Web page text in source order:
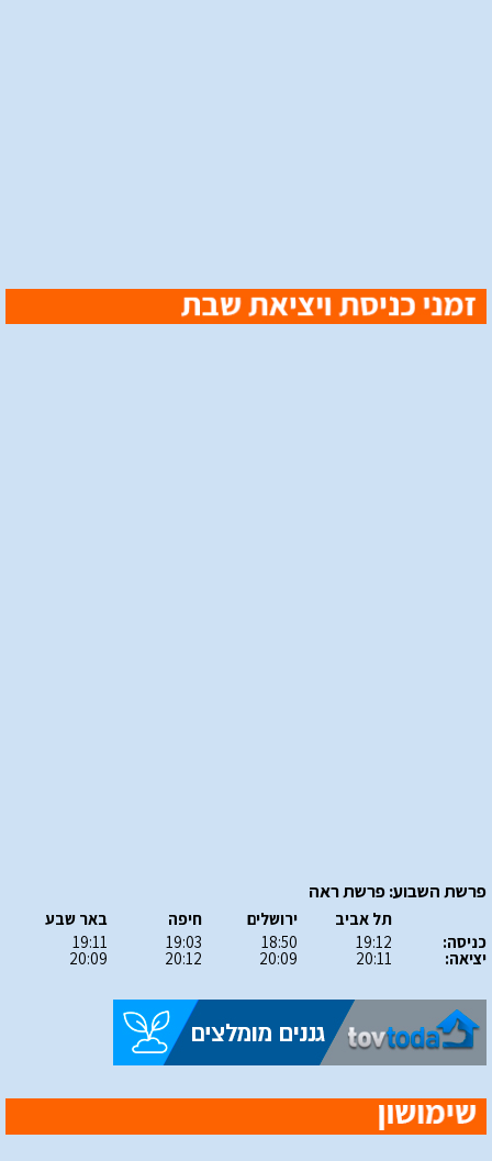
פרשת השבוע: פרשת ראה
כניסה:
יציאה:
תל אביב
19:12
20:11
ירושלים
18:50
20:09
חיפה
19:03
20:12
באר שבע
19:11
20:09